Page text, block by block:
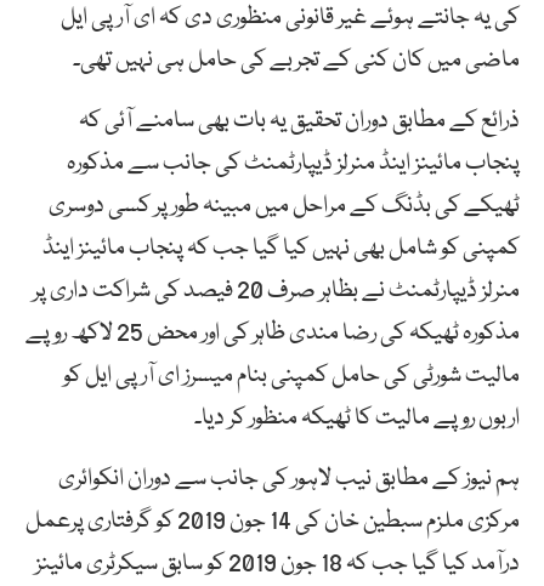
کی یہ جانتے ہوئے غیر قانونی منظوری دی کہ ای آر پی ایل
ماضی میں کان کنی کے تجربے کی حامل ہی نہیں تھی۔
ذرائع کے مطابق دوران تحقیق یہ بات بھی سامنے آئی کہ
پنجاب مائینز اینڈ منرلز ڈیپارٹمنٹ کی جانب سے مذکورہ
ٹھیکے کی بڈنگ کے مراحل میں مبینہ طور پر کسی دوسری
کمپنی کو شامل بھی نہیں کیا گیا جب کہ پنجاب مائینز اینڈ
منرلز ڈیپارٹمنٹ نے بظاہر صرف 20 فیصد کی شراکت داری پر
مذکورہ ٹھیکہ کی رضا مندی ظاہر کی اور محض 25 لاکھ روپے
مالیت شورٹی کی حامل کمپنی بنام میسرز ای آر پی ایل کو
اربوں روپے مالیت کا ٹھیکہ منظور کر دیا۔
ہم نیوز کے مطابق نیب لاہور کی جانب سے دوران انکوائری
مرکزی ملزم سبطین خان کی 14 جون 2019 کو گرفتاری پرعمل
درآمد کیا گیا جب کہ 18 جون 2019 کو سابق سیکرٹری مائینز